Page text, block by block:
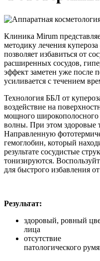
Клиника Mirum
методику лечения
позволяет избавиться от
расширенных сосудов,
эффект заметен уже после
усиливается с течением
Технология ББЛ от
воздействие на
мощного широкополосного
волны. При этом здоровые
Направленную
гемоглобин, который
результате сосудистые
тонизируются.
для быстрого избавления
Результат:
здоровый, ровный
лица
отсутствие
патологического